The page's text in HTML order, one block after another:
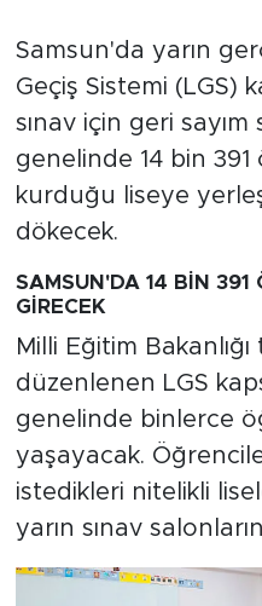
Samsun'da yarın
Geçiş Sistemi (LGS)
sınav için geri
genelinde 14 bin
kurduğu liseye
dökecek.
SAMSUN'DA 14 BİN 391
GİRECEK
Milli Eğitim
düzenlenen LGS
genelinde binlerce
yaşayacak.
istedikleri nitelikli
yarın sınav